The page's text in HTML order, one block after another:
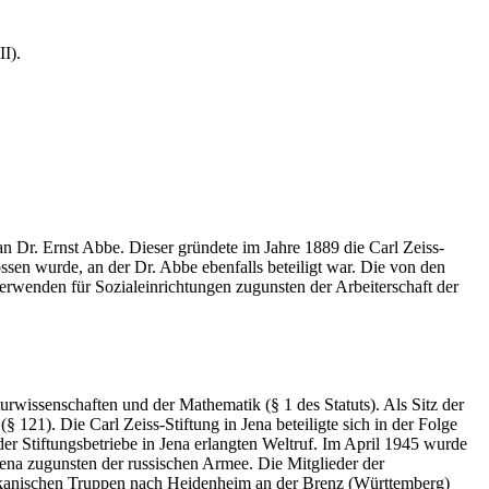
Dr. Ernst Abbe. Dieser gründete im Jahre 1889 die Carl Zeiss-
wurde, an der Dr. Abbe ebenfalls beteiligt war. Die von den
für Sozialeinrichtungen zugunsten der Arbeiterschaft der
und der Mathematik (§ 1 des Statuts). Als Sitz der
121). Die Carl Zeiss-Stiftung in Jena beteiligte sich in der Folge
Stiftungsbetriebe in Jena erlangten Weltruf. Im April 1945 wurde
zugunsten der russischen Armee. Die Mitglieder der
Truppen nach Heidenheim an der Brenz (Württemberg)